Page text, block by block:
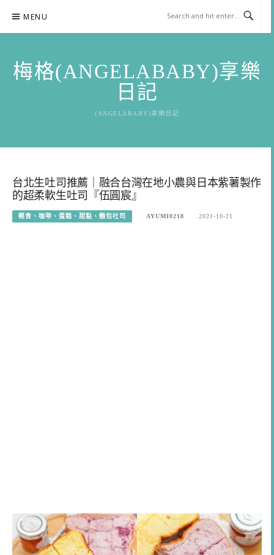
content
MENU
梅格(ANGELABABY)享樂
日記
(ANGELABABY)享樂日記
台北生吐司推薦｜融合台灣在地小農與日本紫薯製作
的超柔軟生吐司『伍圓宸』
輕食、咖啡、蛋糕、甜點、麵包吐司 AYUMI0218 2021-10-21